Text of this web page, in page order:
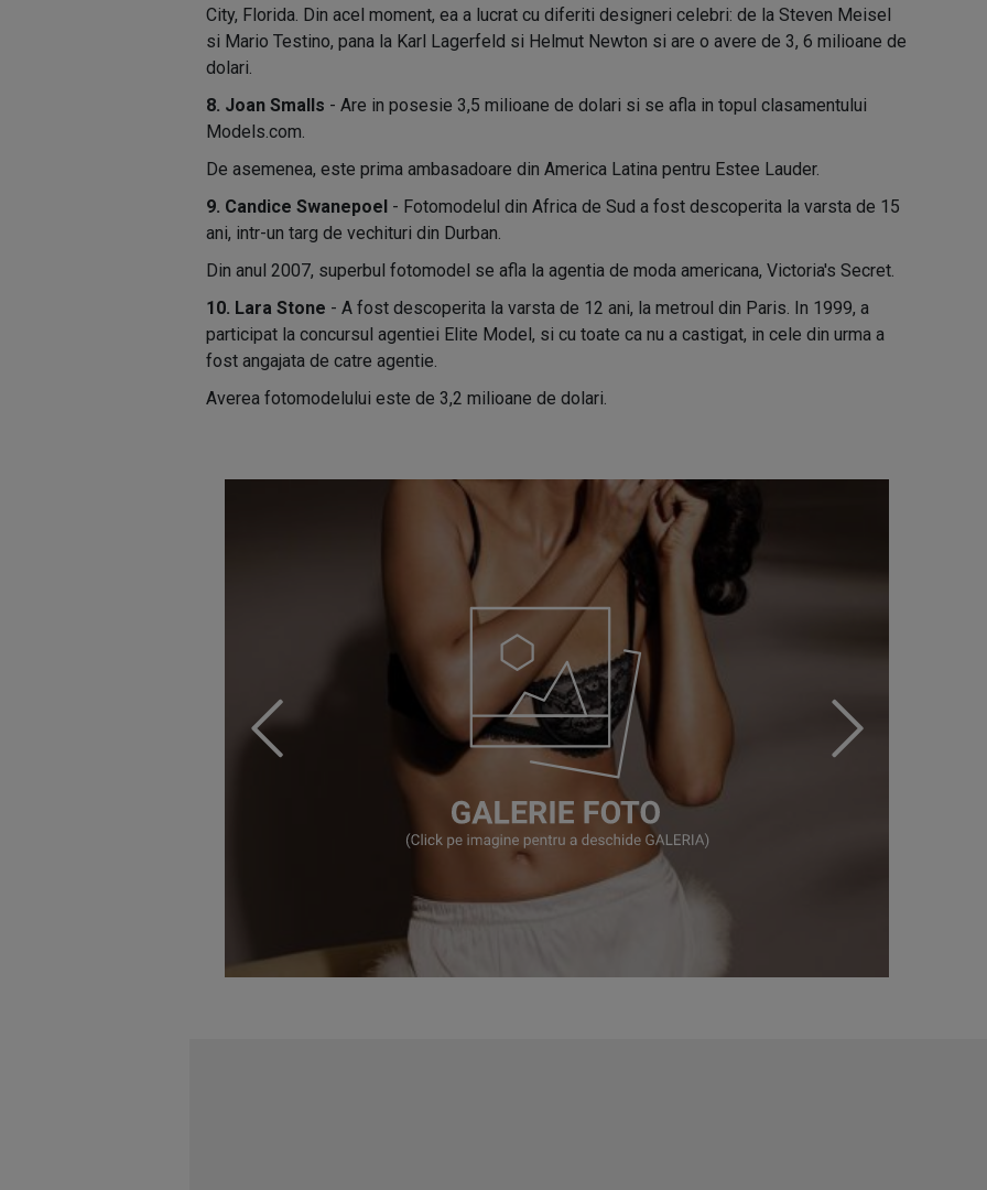
City, Florida. Din acel moment, ea a lucrat cu diferiti designeri celebri: de la Steven Meisel
si Mario Testino, pana la Karl Lagerfeld si Helmut Newton si are o avere de 3, 6 milioane de
dolari.
8. Joan Smalls - Are in posesie 3,5 milioane de dolari si se afla in topul clasamentului
Models.com.
De asemenea, este prima ambasadoare din America Latina pentru Estee Lauder.
9. Candice Swanepoel - Fotomodelul din Africa de Sud a fost descoperita la varsta de 15
ani, intr-un targ de vechituri din Durban.
Din anul 2007, superbul fotomodel se afla la agentia de moda americana, Victoria's Secret.
10. Lara Stone - A fost descoperita la varsta de 12 ani, la metroul din Paris. In 1999, a
participat la concursul agentiei Elite Model, si cu toate ca nu a castigat, in cele din urma a
fost angajata de catre agentie.
Averea fotomodelului este de 3,2 milioane de dolari.